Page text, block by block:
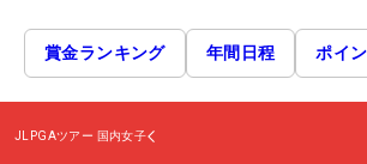
賞金ランキング 年間日程 ポイ
JLPGAツアー 国内女子